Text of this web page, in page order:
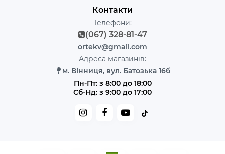
Контакти
Телефони:
(067) 328-81-47
ortekv@gmail.com
Адреса магазинів:
м. Вінниця, вул. Батозька 16б
Пн-Пт: з 8:00 до 18:00
Сб-Нд: з 9:00 до 17:00